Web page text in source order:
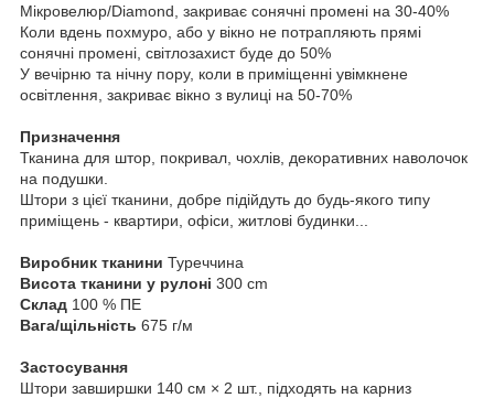
Мікровелюр/Diamond, закриває сонячні промені на 30-40%
Коли вдень похмуро, або у вікно не потрапляють прямі
сонячні промені, світлозахист буде до 50%
У вечірню та нічну пору, коли в приміщенні увімкнене
освітлення, закриває вікно з вулиці на 50-70%
Призначення
Тканина для штор, покривал, чохлів, декоративних наволочок
на подушки.
Штори з цієї тканини, добре підійдуть до будь-якого типу
приміщень - квартири, офіси, житлові будинки...
Виробник тканини Туреччина
Висота тканини у рулоні 300 cm
Склад 100 % ПЕ
Вага/щільність 675 г/м
Застосування
Штори завширшки 140 см × 2 шт., підходять на карниз